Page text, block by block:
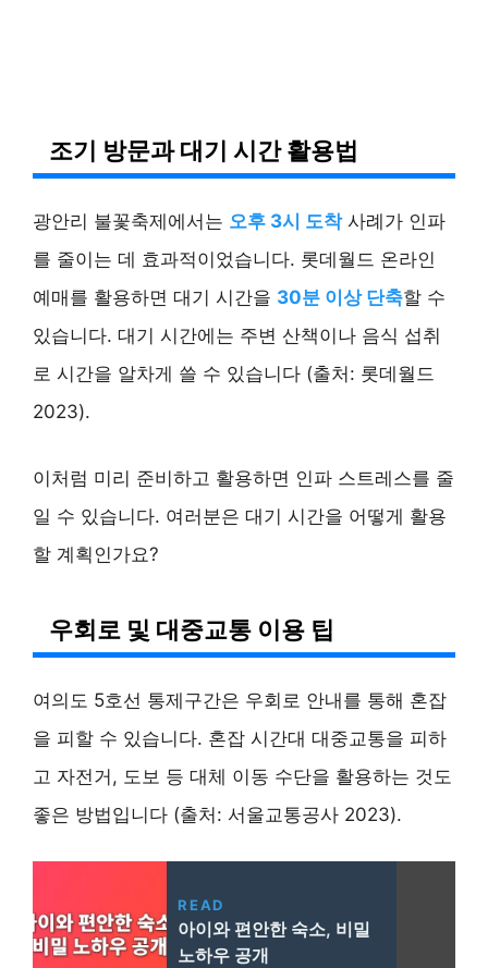
조기 방문과 대기 시간 활용법
광안리 불꽃축제에서는 오후 3시 도착사례가 인파
를 줄이는 데 효과적이었습니다. 롯데월드 온라인
예매를 활용하면 대기 시간을 30분 이상 단축할 수
있습니다. 대기 시간에는 주변 산책이나 음식 섭취
로 시간을 알차게 쓸 수 있습니다 (출처: 롯데월드
2023).
이처럼 미리 준비하고 활용하면 인파 스트레스를 줄
일 수 있습니다. 여러분은 대기 시간을 어떻게 활용
할 계획인가요?
우회로 및 대중교통 이용 팁
여의도 5호선 통제구간은 우회로 안내를 통해 혼잡
을 피할 수 있습니다. 혼잡 시간대 대중교통을 피하
고 자전거, 도보 등 대체 이동 수단을 활용하는 것도
좋은 방법입니다 (출처: 서울교통공사 2023).
READ
아이와 편안한 숙소, 비밀
노하우 공개